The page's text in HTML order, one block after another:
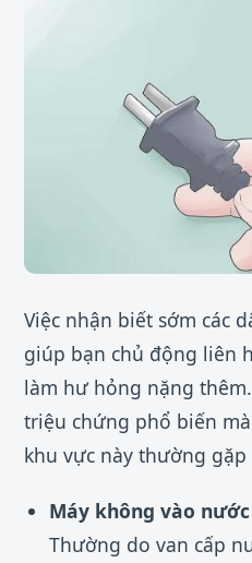
Việc nhận biết sớm các
giúp bạn chủ động liên
làm hư hỏng nặng
triệu chứng phổ biến
khu vực này thường gặp
Máy không vào
Thường do van cấp